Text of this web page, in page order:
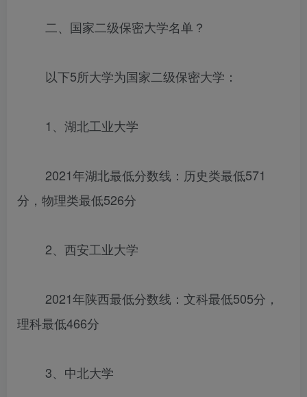
二、国家二级保密大学名单？
以下5所大学为国家二级保密大学：
1、湖北工业大学
2021年湖北最低分数线：历史类最低571
分，物理类最低526分
2、西安工业大学
2021年陕西最低分数线：文科最低505分，
理科最低466分
3、中北大学